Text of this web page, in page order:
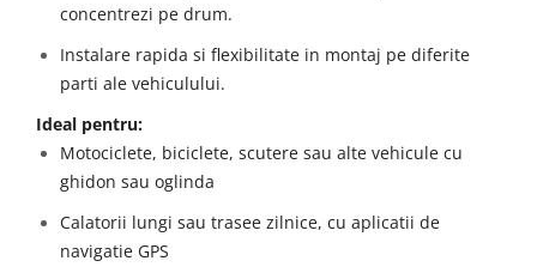
concentrezi pe drum.
Instalare rapida si flexibilitate in montaj pe diferite
parti ale vehiculului.
Ideal pentru:
Motociclete, biciclete, scutere sau alte vehicule cu
ghidon sau oglinda
Calatorii lungi sau trasee zilnice, cu aplicatii de
navigatie GPS